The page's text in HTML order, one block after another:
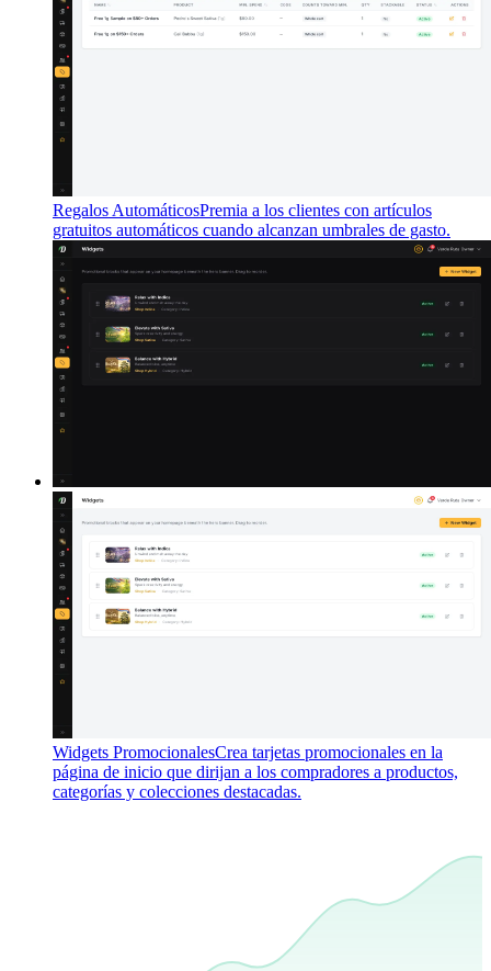
Regalos AutomáticosPremia a los clientes con artículos
gratuitos automáticos cuando alcanzan umbrales de gasto.
Widgets PromocionalesCrea tarjetas promocionales en la
página de inicio que dirijan a los compradores a productos,
categorías y colecciones destacadas.